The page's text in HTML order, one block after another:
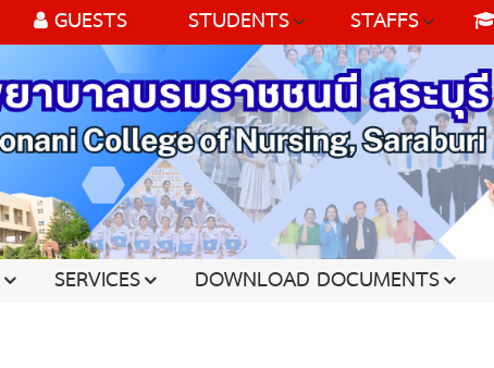
GUESTS STUDENTS STAFFS
SERVICES DOWNLOAD DOCUMENTS